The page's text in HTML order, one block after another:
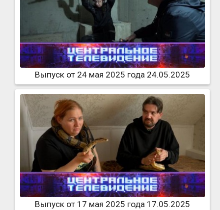
Выпуск от 24 мая 2025 года 24.05.2025
Выпуск от 17 мая 2025 года 17.05.2025